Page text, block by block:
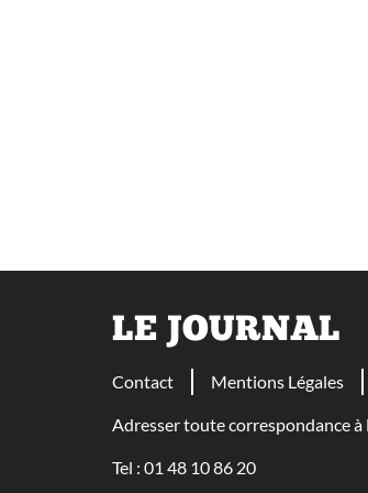
LE JOURNAL
Contact Mentions Légales
Adresser toute correspondance
Tel : 01 48 10 86 20